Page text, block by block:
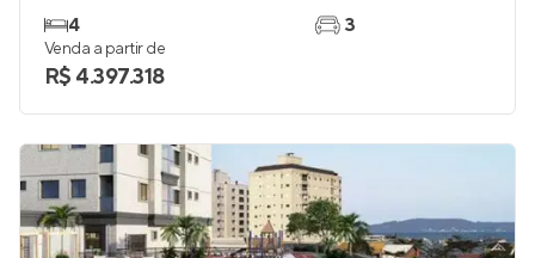
4
3
Venda a partir de
R$ 4.397.318